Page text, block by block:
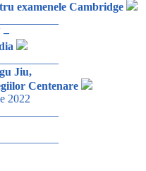
examenele Cambridge
–
Jiu,
Centenare
2022